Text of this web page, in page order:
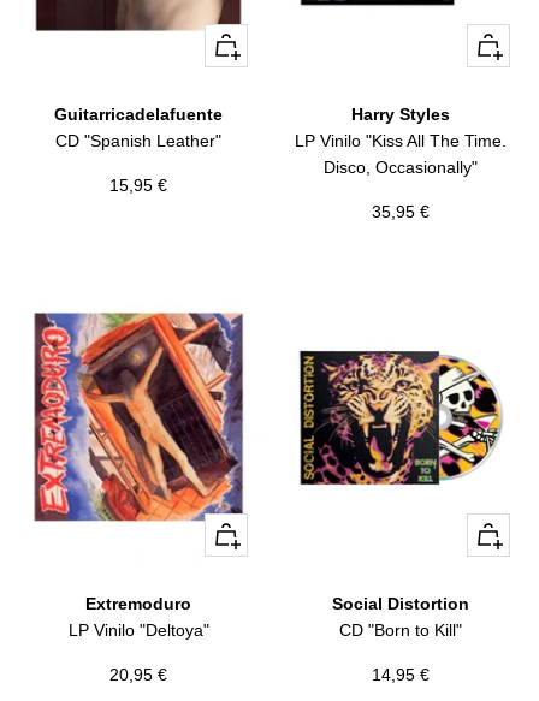
+
Añadir
Guitarricadelafuente
CD "Spanish Leather"
Precio
15,95 €
+
Añadir
Harry Styles
LP Vinilo "Kiss All The Time.
Disco, Occasionally"
Precio
35,95 €
+
Añadir
Extremoduro
LP Vinilo "Deltoya"
Precio
20,95 €
+
Añadir
Social Distortion
CD "Born to Kill"
Precio
14,95 €